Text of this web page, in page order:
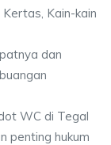
Kain-kain
dan
WC di Tegal
penting hukum